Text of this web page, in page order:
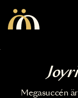
Megasuccén